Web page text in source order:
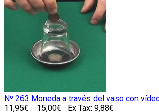
Nº 263 Moneda a través del vaso con
11,95€
15,00€ Ex Tax: 9,88€